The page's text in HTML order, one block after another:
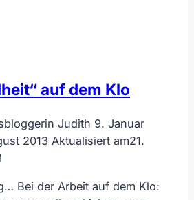
auf dem Klo
Judith 9. Januar
2013 Aktualisiert am21.
Bei der Arbeit auf dem Klo: